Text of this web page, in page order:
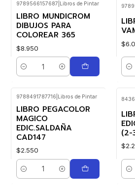
9789566157687 Libros de Pintar
LIBRO MUNDICROM
DIBUJOS PARA
COLOREAR 365
$8.950
Cantidad
9788491787716 Libros de Pintar
LIBRO PEGACOLOR
MAGICO
EDIC.SALDAÑA
CAD147
$2.550
Cantidad
(2-